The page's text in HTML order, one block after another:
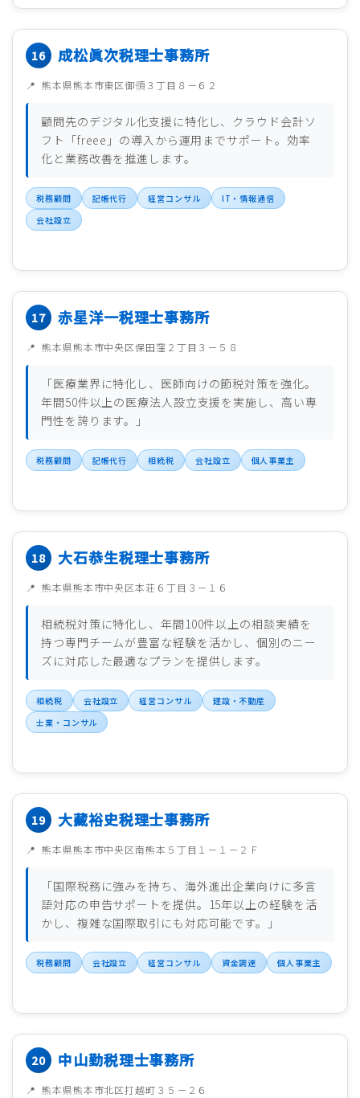
成松眞次税理士事務所
熊本県熊本市東区御領３丁目８－６２
顧問先のデジタル化支援に特化し、クラウド会計ソ
フト「freee」の導入から運用までサポート。効率
化と業務改善を推進します。
税務顧問 記帳代行 経営コンサル
IT・情報通信
会社設立
赤星洋一税理士事務所
熊本県熊本市中央区保田窪２丁目３－５８
「医療業界に特化し、医師向けの節税対策を強化。
年間50件以上の医療法人設立支援を実施し、高い専
門性を誇ります。」
税務顧問 記帳代行 相続税 会社設立 個人事業主
大石恭生税理士事務所
熊本県熊本市中央区本荘６丁目３－１６
相続税対策に特化し、年間100件以上の相談実績を
持つ専門チームが豊富な経験を活かし、個別のニー
ズに対応した最適なプランを提供します。
相続税 会社設立 経営コンサル
建設・不動産
士業・コンサル
大藏裕史税理士事務所
熊本県熊本市中央区南熊本５丁目１－１－２Ｆ
「国際税務に強みを持ち、海外進出企業向けに多言
語対応の申告サポートを提供。15年以上の経験を活
かし、複雑な国際取引にも対応可能です。」
税務顧問 会社設立 経営コンサル 資金調達 個人事業主
中山勤税理士事務所
熊本県熊本市北区打越町３５－２６